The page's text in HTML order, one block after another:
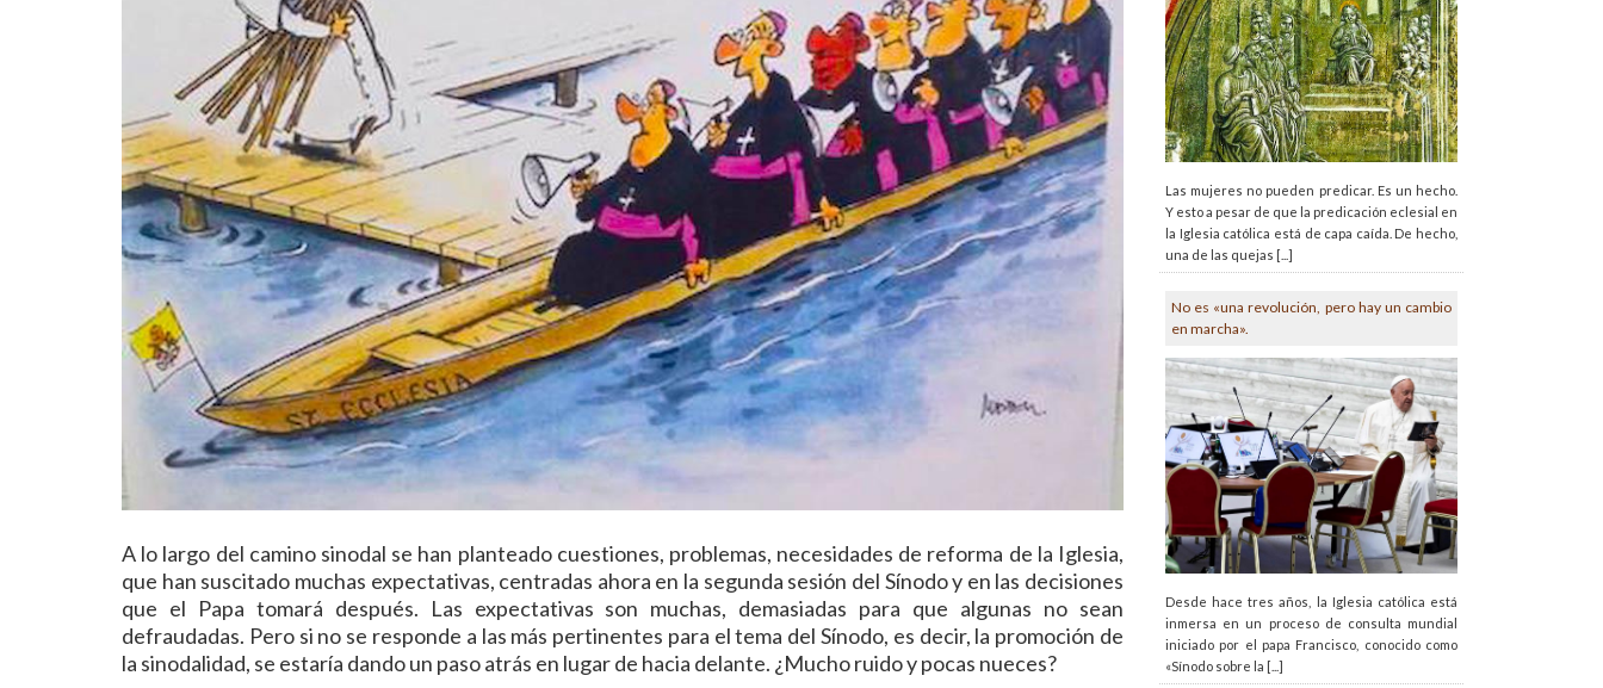
A lo largo del camino sinodal se han planteado cuestiones, problemas, necesidades de reforma de la Iglesia,
que han suscitado muchas expectativas, centradas ahora en la segunda sesión del Sínodo y en las decisiones
que el Papa tomará después. Las expectativas son muchas, demasiadas para que algunas no sean
defraudadas. Pero si no se responde a las más pertinentes para el tema del Sínodo, es decir, la promoción de
la sinodalidad, se estaría dando un paso atrás en lugar de hacia delante. ¿Mucho ruido y pocas nueces?
Las mujeres no pueden predicar. Es un hecho.
Y esto a pesar de que la predicación eclesial en
la Iglesia católica está de capa caída. De hecho,
una de las quejas [...]
No es «una revolución, pero hay un cambio
en marcha».
Desde hace tres años, la Iglesia católica está
inmersa en un proceso de consulta mundial
iniciado por el papa Francisco, conocido como
«Sínodo sobre la [...]